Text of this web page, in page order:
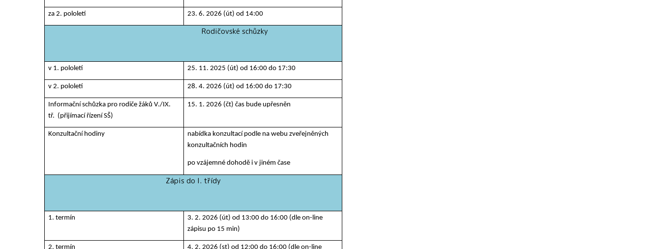
za 2. pololetí 23. 6. 2026 (út) od 14:00
Rodičovské schůzky
v 1. pololetí 25. 11. 2025 (út) od 16:00 do 17:30
v 2. pololetí 28. 4. 2026 (út) od 16:00 do 17:30
Informační schůzka pro rodiče žáků V./IX.
tř. (přijímací řízení SŠ)
15. 1. 2026 (čt) čas bude upřesněn
Konzultační hodiny
nabídka konzultací podle na webu zveřejněných
konzultačních hodin
po vzájemné dohodě i v jiném čase
Zápis do I. třídy
1. termín
3. 2. 2026 (út) od 13:00 do 16:00 (dle on-line
zápisu po 15 min)
2. termín
4. 2. 2026 (st) od 12:00 do 16:00 (dle on-line